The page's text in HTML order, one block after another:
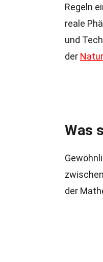
Regeln
reale
und
der Natur
Was
der